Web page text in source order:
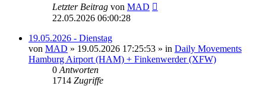
Letzter Beitrag von MAD
22.05.2026 06:00:28
19.05.2026 - Dienstag
von MAD » 19.05.2026 17:25:53 » in Daily Movements
Hamburg Airport (HAM) + Finkenwerder (XFW)
0 Antworten
1714 Zugriffe